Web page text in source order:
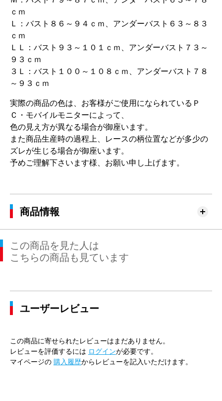
ｃｍ
Ｌ：バスト８６～９４ｃｍ、アンダーバスト６３～８３
ｃｍ
ＬＬ：バスト９３～１０１ｃｍ、アンダーバスト７３～
９３ｃｍ
３Ｌ：バスト１００～１０８ｃｍ、アンダーバスト７８
～９３ｃｍ
実際の商品の色は、お客様がご使用になられているＰ
Ｃ・モバイルモニターによって、
色の見え方が異なる場合が御座います。
また商品生産時の過程上、レースの柄位置などが多少の
ズレが生じる場合が御座います。
予めご理解下さいます様、お願い申し上げます。
商品情報
この商品を見た人は
こちらの商品も見ています
ユーザーレビュー
この商品に寄せられたレビューはまだありません。
レビューを評価するには ログインが必要です。
マイページの 購入履歴からレビューを記入いただけます。